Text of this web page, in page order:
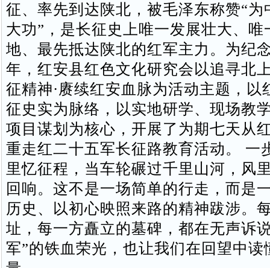
征、率先到达陕北，被毛泽东称赞“为
大功”，是长征史上唯一发展壮大、唯
地、最先抵达陕北的红军主力。为纪
年，红安县红色文化研究会以追寻北
征精神·赓续红安血脉为活动主题，以
征史实为脉络，以实地研学、现场教
项目谋划为核心，开展了为期七天
重走红二十五军长征路教育活动。 一
里忆征程，当车轮碾过千里山河，风
回响。这不是一场简单的行走，而是
历史、以初心映照来路的精神跋涉。
址，每一方矗立的墓碑，都在无声诉
军”的铁血荣光，也让我们在回望中读